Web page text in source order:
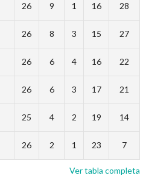
26 9 1 16 28
26 8 3 15 27
26 6 4 16 22
26 6 3 17 21
25 4 2 19 14
26 2 1 23 7
Ver tabla completa